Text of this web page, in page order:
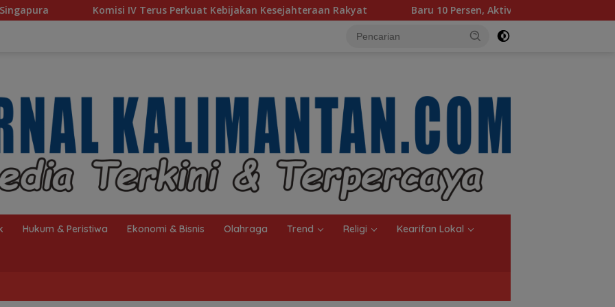
Terus Perkuat Kebijakan Kesejahteraan Rakyat Baru 10 Persen, Aktivasi IKD Banjarmasin Didorong Tuntas 90 Persen
Hukum & Peristiwa Ekonomi & Bisnis Olahraga Trend Religi Kearifan Lokal